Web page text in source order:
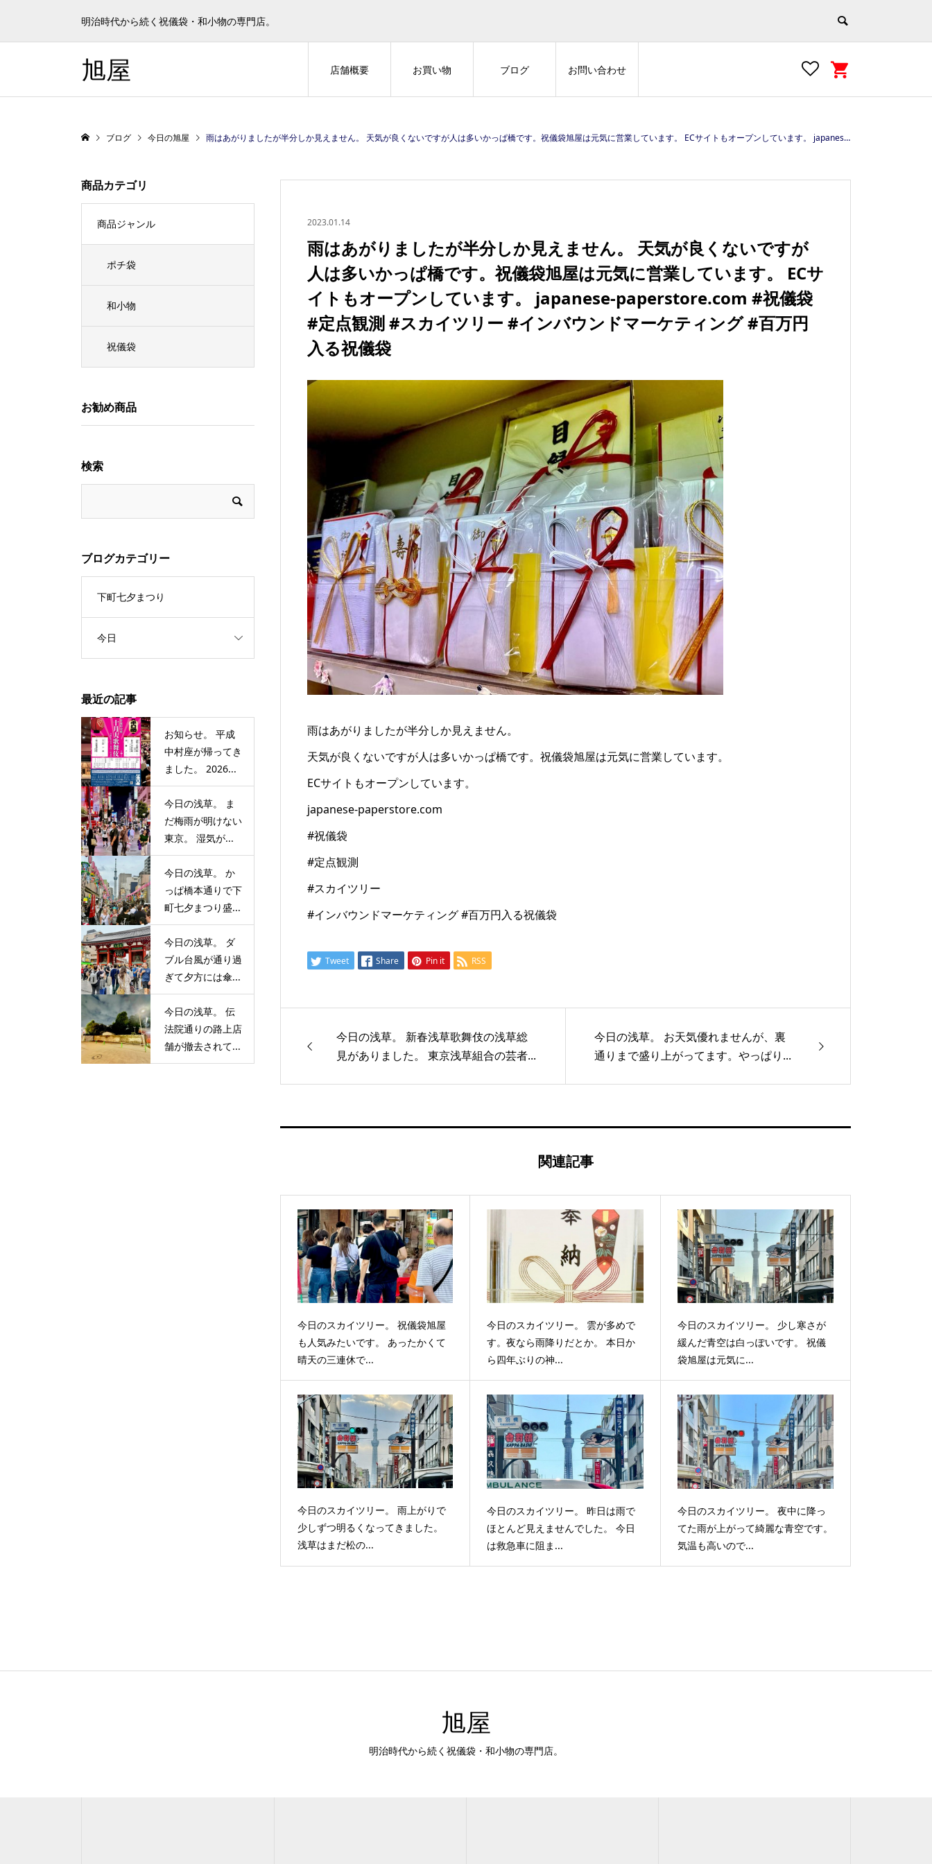
明治時代から続く祝儀袋・和小物の専門店。
旭屋 店舗概要 お買い物 ブログ お問い合わせ
ブログ 今日の旭屋 雨はあがりましたが半分しか見えません。 天気が良くないですが人は多いかっぱ橋です。祝儀袋旭屋は元気に営業しています。 ECサイトもオープンしています。 japanese-paperstore.com #祝儀袋 #定点観測 #スカイツリー #インバウンドマーケティング #百万円入る祝儀袋
2023.01.14
雨はあがりましたが半分しか見えません。 天気が良くないですが
人は多いかっぱ橋です。祝儀袋旭屋は元気に営業しています。 ECサ
イトもオープンしています。 japanese-paperstore.com #祝儀袋
#定点観測 #スカイツリー #インバウンドマーケティング #百万円
入る祝儀袋
雨はあがりましたが半分しか見えません。
天気が良くないですが人は多いかっぱ橋です。祝儀袋旭屋は元気に営業しています。
ECサイトもオープンしています。
japanese-paperstore.com
#祝儀袋
#定点観測
#スカイツリー
#インバウンドマーケティング #百万円入る祝儀袋
Tweet Share Pin it RSS
今日の浅草。 新春浅草歌舞伎の浅草総
見がありました。 東京浅草組合の芸者...
今日の浅草。 お天気優れませんが、裏
通りまで盛り上がってます。やっぱり...
関連記事
今日のスカイツリー。 祝儀袋旭屋
も人気みたいです。 あったかくて
晴天の三連休で...
今日のスカイツリー。 雲が多めで
す。夜なら雨降りだとか。 本日か
ら四年ぶりの神...
今日のスカイツリー。 少し寒さが
緩んだ青空は白っぽいです。 祝儀
袋旭屋は元気に...
今日のスカイツリー。 雨上がりで
少しずつ明るくなってきました。
浅草はまだ松の...
今日のスカイツリー。 昨日は雨で
ほとんど見えませんでした。 今日
は救急車に阻ま...
今日のスカイツリー。 夜中に降っ
てた雨が上がって綺麗な青空です。
気温も高いので...
商品カテゴリ
商品ジャンル
ポチ袋
和小物
祝儀袋
お勧め商品
検索
ブログカテゴリー
下町七夕まつり
今日
最近の記事
お知らせ。 平成
中村座が帰ってき
ました。 2026...
今日の浅草。 ま
だ梅雨が明けない
東京。 湿気が...
今日の浅草。 か
っぱ橋本通りで下
町七夕まつり盛...
今日の浅草。 ダ
ブル台風が通り過
ぎて夕方には傘...
今日の浅草。 伝
法院通りの路上店
舗が撤去されて...
旭屋
明治時代から続く祝儀袋・和小物の専門店。